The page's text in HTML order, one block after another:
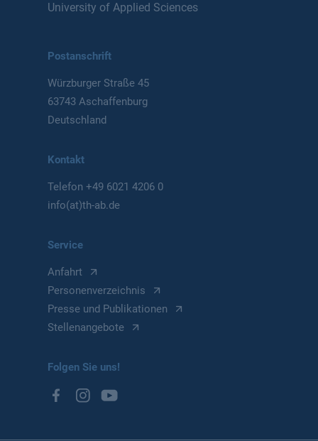
University of Applied Sciences
Postanschrift
Würzburger Straße 45
63743 Aschaffenburg
Deutschland
Kontakt
Telefon+49 6021 4206 0
info(at)th-ab.de
Service
Anfahrt
Personenverzeichnis
Presse und Publikationen
Stellenangebote
Folgen Sie uns!